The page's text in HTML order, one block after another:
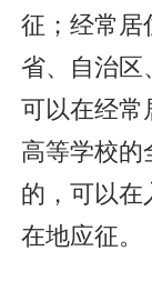
征；经常居
省、自治区
可以在经常
高等学校
的，可以
在地应征。